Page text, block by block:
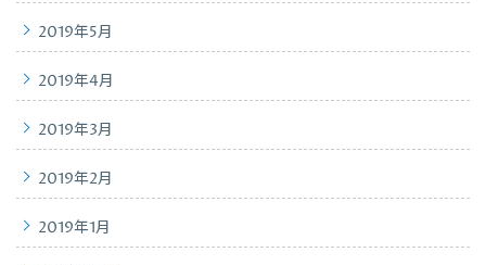
2019年5月
2019年4月
2019年3月
2019年2月
2019年1月